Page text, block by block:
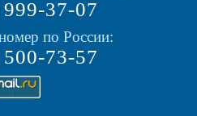
37-07
по России:
73-57